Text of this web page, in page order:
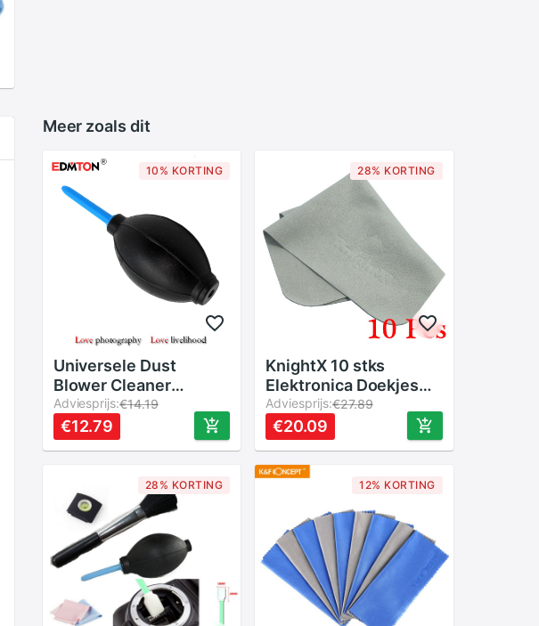
Meer zoals dit
10% KORTING
Universele Dust
Blower Cleaner
Rubber Air Blower
Pomp Dust Cleaner
DSLR Lens Cleaning
Verrekijker Lens CCD
Adviesprijs:€14.19
€12.79
28% KORTING
KnightX 10 stks
Elektronica Doekjes
Lens Doek voor TV
camera lens filters lot
voor cleaner ND UV
Filter Cleaner schoon
Adviesprijs:€27.89
€20.09
28% KORTING 12% KORTING